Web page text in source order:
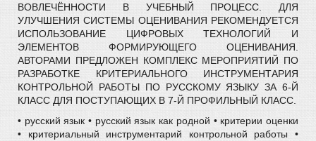
ВОВЛЕЧЁННОСТИ В УЧЕБНЫЙ ПРОЦЕСС. ДЛЯ
УЛУЧШЕНИЯ СИСТЕМЫ ОЦЕНИВАНИЯ РЕКОМЕНДУЕТСЯ
ИСПОЛЬЗОВАНИЕ ЦИФРОВЫХ ТЕХНОЛОГИЙ И
ЭЛЕМЕНТОВ ФОРМИРУЮЩЕГО ОЦЕНИВАНИЯ.
АВТОРАМИ ПРЕДЛОЖЕН КОМПЛЕКС МЕРОПРИЯТИЙ ПО
РАЗРАБОТКЕ КРИТЕРИАЛЬНОГО ИНСТРУМЕНТАРИЯ
КОНТРОЛЬНОЙ РАБОТЫ ПО РУССКОМУ ЯЗЫКУ ЗА 6-Й
КЛАСС ДЛЯ ПОСТУПАЮЩИХ В 7-Й ПРОФИЛЬНЫЙ КЛАСС.
• русский язык • русский язык как родной • критерии оценки
• критериальный инструментарий контрольной работы •